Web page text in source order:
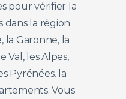
pour vérifier la
dans la région
la Garonne, la
Val, les Alpes,
Pyrénées, la
Vous